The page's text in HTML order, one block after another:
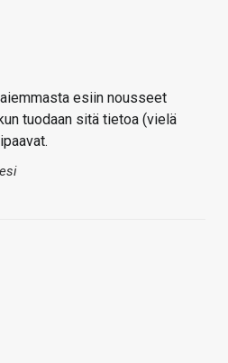
esiin nousseet
tuodaan sitä tietoa (vielä